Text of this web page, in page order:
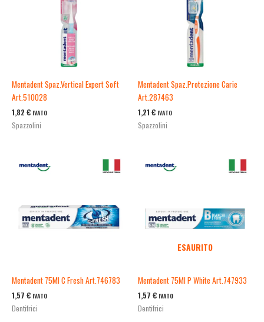
Mentadent Spaz.Vertical Expert Soft
Art.510028
1,82 € IVATO
Spazzolini
Mentadent Spaz.Protezione Carie
Art.287463
1,21 € IVATO
Spazzolini
Mentadent 75Ml C Fresh Art.746783
1,57 € IVATO
Dentifrici
ESAURITO
Mentadent 75Ml P White Art.747933
1,57 € IVATO
Dentifrici